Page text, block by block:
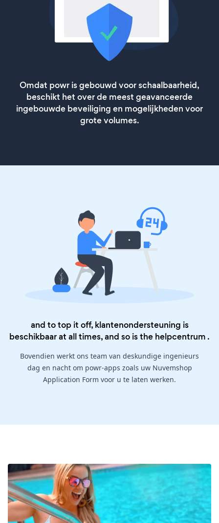
Omdat powr is gebouwd voor schaalbaarheid,
beschikt het over de meest geavanceerde
ingebouwde beveiliging en mogelijkheden voor
grote volumes.
and to top it off, klantenondersteuning is
beschikbaar at all times, and so is the helpcentrum .
Bovendien werkt ons team van deskundige ingenieurs
dag en nacht om powr-apps zoals uw Nuvemshop
Application Form voor u te laten werken.